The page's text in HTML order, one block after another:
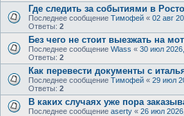
Где следить за событиями в
Последнее сообщение Тимофей « 02 авг
Ответы: 2
Без чего не стоит выезжать на
Последнее сообщение Wlass « 30 июл
Ответы: 2
Как перевести документы с
Последнее сообщение Тимофей « 29 июл
Ответы: 2
В каких случаях уже пора
Последнее сообщение aserty « 26 июл